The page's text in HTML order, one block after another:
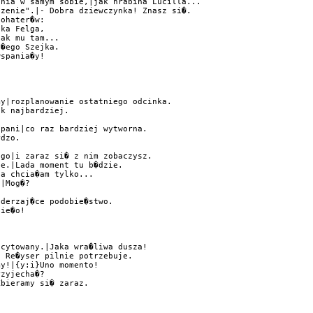
Dobra dziewczynka! Znasz si�.
Felga,
mu tam...
Szejka.
ostatniego odcinka.
najbardziej.
raz bardziej wytworna.
zaraz si� z nim zobaczysz.
moment tu b�dzie.
chcia�am tylko...
podobie�stwo.
wra�liwa dusza!
Re�yser pilnie potrzebuje.
momento!
si� zaraz.